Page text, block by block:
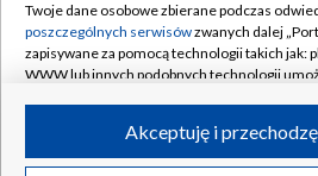
Rada Programowa
System NOS
Informacje o nadawcy
Program dla prasy
Kontakt
Kanały
©2026 Telewizja Polska
Twoje dane osobowe zbierane podczas
poszczególnych serwisówzwanych dalej
zapisywane za pomocą technologii takich jak:
WWW lub innych podobnych technologii
ruchu w Internecie.Akceptuję i